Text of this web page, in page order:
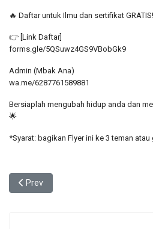
🔥 Daftar untuk Ilmu dan sertifikat
👉 [Link Daftar]
forms.gle/5QSuwz4GS9VBobGk9
Admin (Mbak Ana)
wa.me/6287761589881
Bersiaplah mengubah hidup anda dan
🌟
*Syarat: bagikan Flyer ini ke 3 teman atau
Previous article: Menyingkap
Prev